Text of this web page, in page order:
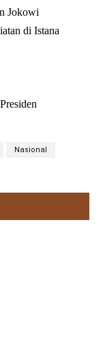
Jokowi
di Istana
Nasional